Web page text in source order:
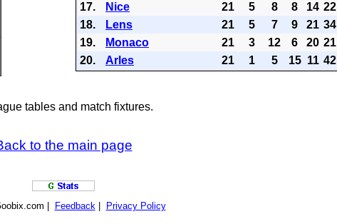
17.
Nice 21 5 8 8 14 22
18.
Lens 21 5 7 9 21 34
19.
Monaco 21 3 12 6 20 21
20.
Arles 21 1 5 15 11 42
tables and match fixtures.
to the main page
| Feedback| Privacy Policy